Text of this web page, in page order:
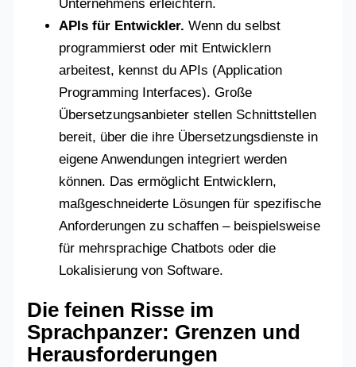
Unternehmens erleichtern.
APIs für Entwickler. Wenn du selbst
programmierst oder mit Entwicklern
arbeitest, kennst du APIs (Application
Programming Interfaces). Große
Übersetzungsanbieter stellen Schnittstellen
bereit, über die ihre Übersetzungsdienste in
eigene Anwendungen integriert werden
können. Das ermöglicht Entwicklern,
maßgeschneiderte Lösungen für spezifische
Anforderungen zu schaffen – beispielsweise
für mehrsprachige Chatbots oder die
Lokalisierung von Software.
Die feinen Risse im
Sprachpanzer: Grenzen und
Herausforderungen